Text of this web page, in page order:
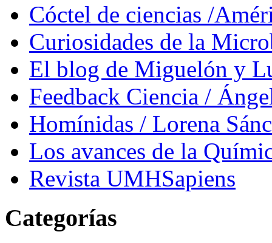
Cóctel de ciencias /
Curiosidades de la
El blog de Miguelón y
Feedback Ciencia /
Homínidas / Lorena
Los avances de la
Revista UMHSapiens
Categorías